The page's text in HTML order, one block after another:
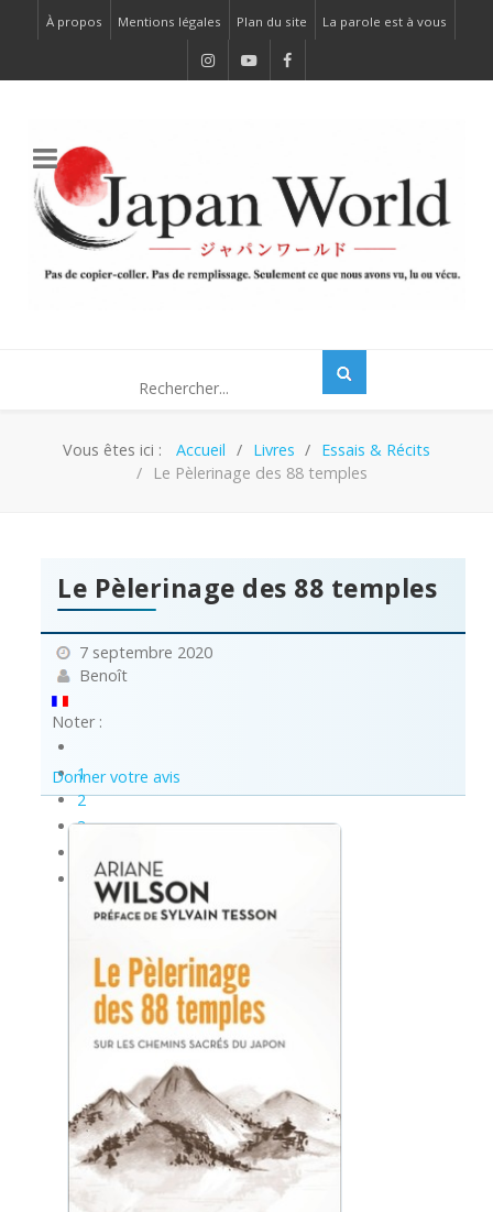
À propos Mentions légales Plan du site La parole est à vous
Vous êtes ici : Accueil Livres
Essais & Récits
Le Pèlerinage des 88 temples
Le Pèlerinage des 88 temples
7 septembre 2020
Benoît
Noter :
1
2
3
Donner votre avis